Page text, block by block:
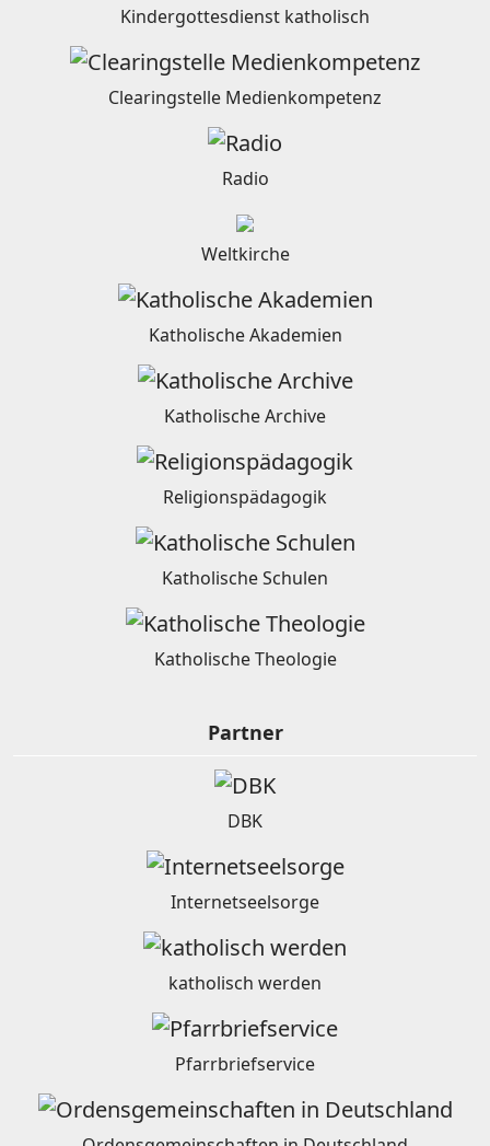
Kindergottesdienst katholisch
Clearingstelle Medienkompetenz
Radio
Weltkirche
Katholische Akademien
Katholische Archive
Religionspädagogik
Katholische Schulen
Katholische Theologie
Partner
DBK
Internetseelsorge
katholisch werden
Pfarrbriefservice